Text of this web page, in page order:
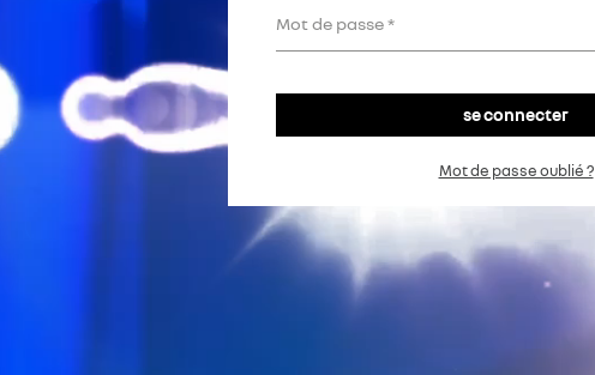
Mot de passe
Mot de passe oublié ?